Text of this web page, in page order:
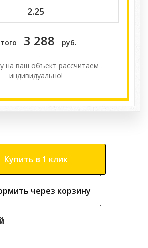
3 288 руб.
на ваш объект расcчитаем
индивидуально!
Купить в 1 клик
через корзину